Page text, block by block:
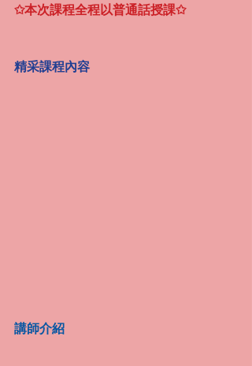
✩本次課程全程以普通話授課✩
精采課程內容
講師介紹